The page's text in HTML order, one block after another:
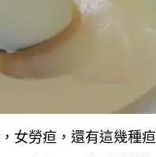
女勞疸，還有這幾種